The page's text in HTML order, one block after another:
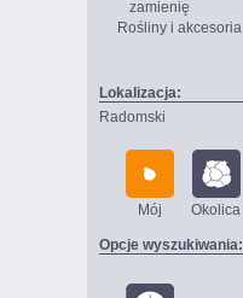
zamienię
Rośliny i akcesoria
Lokalizacja:
Radomski
Mój Okolica
Opcje wyszukiwania: